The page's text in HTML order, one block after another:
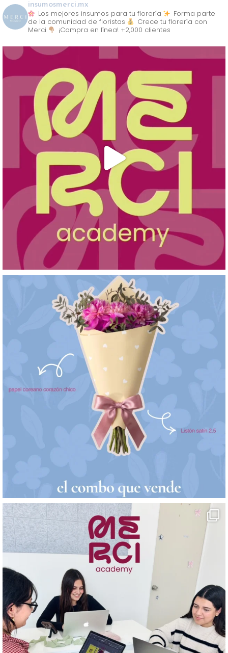
insumosmerci.mx
Los mejores insumos para tu florería
Forma parte
de la comunidad de floristas
Crece tu florería con
Merci
¡Compra en línea! +2,000 clientes